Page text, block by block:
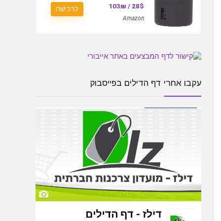
28$ / 103₪
Amazon
לרכישה
עקבו אחרי דף הדילים בפייסבוק